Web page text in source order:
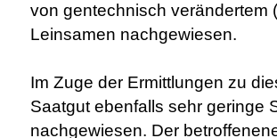
von gentechnisch verändertem
Leinsamen nachgewiesen.
Im Zuge der Ermittlungen zu
Saatgut ebenfalls sehr geringe
nachgewiesen. Der